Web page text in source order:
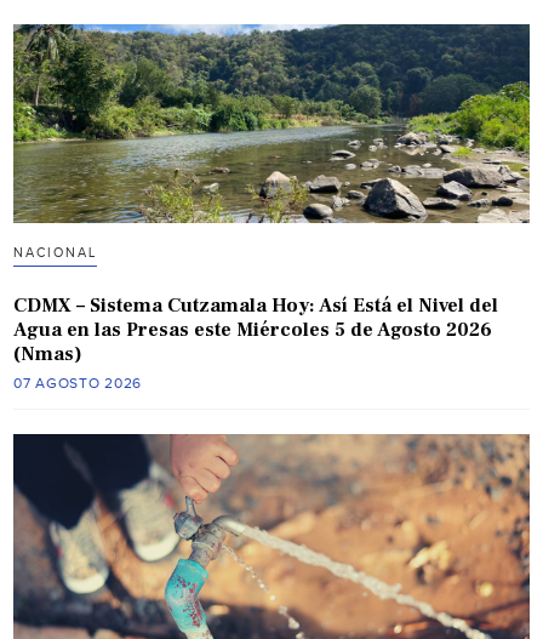
NACIONAL
CDMX – Sistema Cutzamala Hoy: Así Está el Nivel del
Agua en las Presas este Miércoles 5 de Agosto 2026
(Nmas)
07 AGOSTO 2026